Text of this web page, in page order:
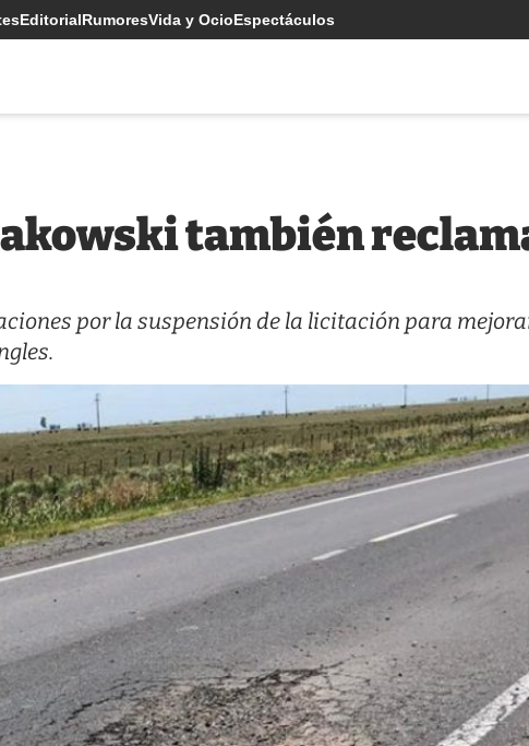
EditorialRumoresVida y OcioEspectáculos
también
por la suspensión de la licitación para